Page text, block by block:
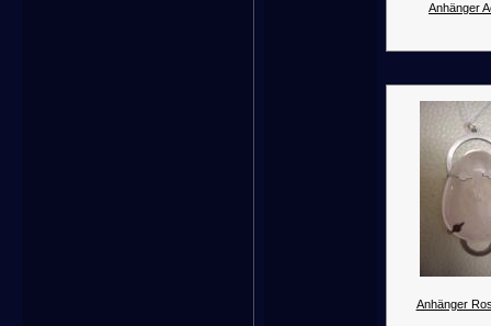
Anhänger
Anhänger